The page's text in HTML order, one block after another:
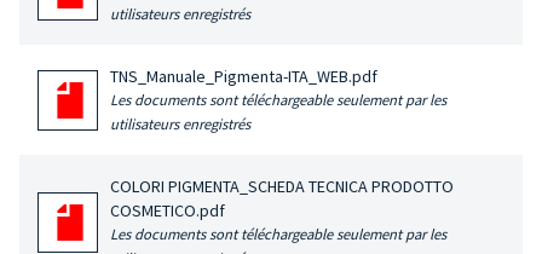
utilisateurs enregistrés
TNS_Manuale_Pigmenta-ITA_WEB.pdf
Les documents sont téléchargeable seulement par les
utilisateurs enregistrés
COLORI PIGMENTA_SCHEDA TECNICA PRODOTTO
COSMETICO.pdf
Les documents sont téléchargeable seulement par les